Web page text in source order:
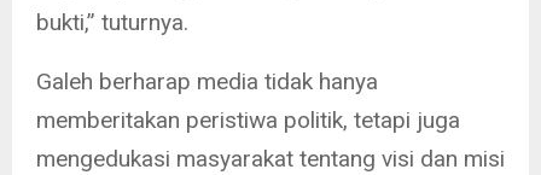
bukti,” tuturnya.
Galeh berharap media tidak hanya
memberitakan peristiwa politik, tetapi juga
mengedukasi masyarakat tentang visi dan misi